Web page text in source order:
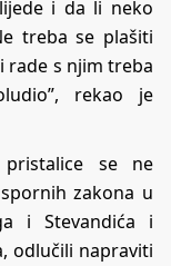
i da li neko
treba se plašiti
rade s njim treba
rekao je
se ne
zakona u
i Stevandića i
odlučili napraviti